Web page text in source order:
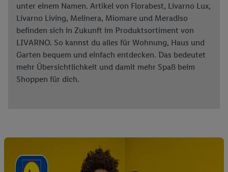
unter einem Namen. Artikel von Florabest, Livarno Lux,
Livarno Living, Melinera, Miomare und Meradiso
befinden sich in Zukunft im Produktsortiment von
LIVARNO. So kannst du alles für Wohnung, Haus und
Garten bequem und einfach entdecken. Das bedeutet
mehr Übersichtlichkeit und damit mehr Spaß beim
Shoppen für dich.